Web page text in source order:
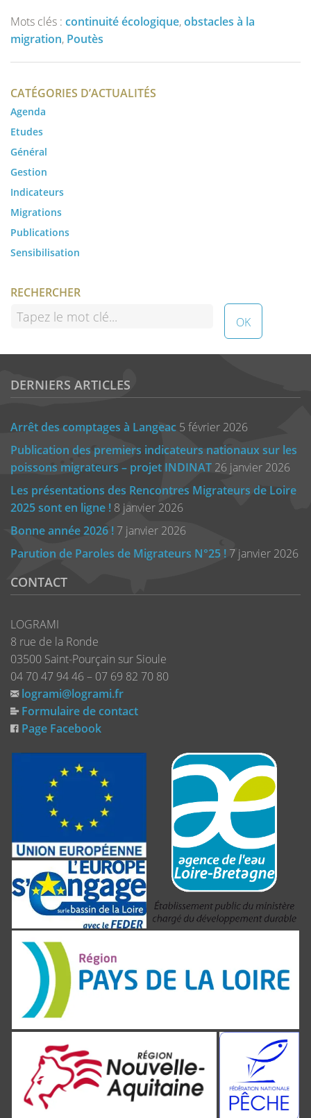
Mots clés : continuité écologique,obstacles à la
migration, Poutès
CATÉGORIES D’ACTUALITÉS
Agenda
Etudes
Général
Gestion
Indicateurs
Migrations
Publications
Sensibilisation
RECHERCHER
DERNIERS ARTICLES
Arrêt des comptages à Langeac 5 février 2026
Publication des premiers indicateurs nationaux sur les
poissons migrateurs – projet INDINAT 26 janvier 2026
Les présentations des Rencontres Migrateurs de Loire
2025 sont en ligne ! 8 janvier 2026
Bonne année 2026 ! 7 janvier 2026
Parution de Paroles de Migrateurs N°25 ! 7 janvier 2026
CONTACT
LOGRAMI
8 rue de la Ronde
03500 Saint-Pourçain sur Sioule
04 70 47 94 46 – 07 69 82 70 80
logrami@logrami.fr
Formulaire de contact
Page Facebook